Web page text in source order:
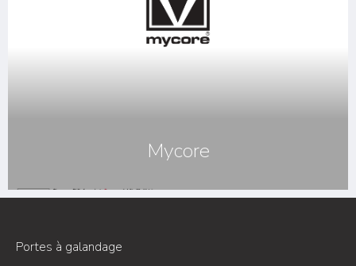
Mycore
Portes à galandage